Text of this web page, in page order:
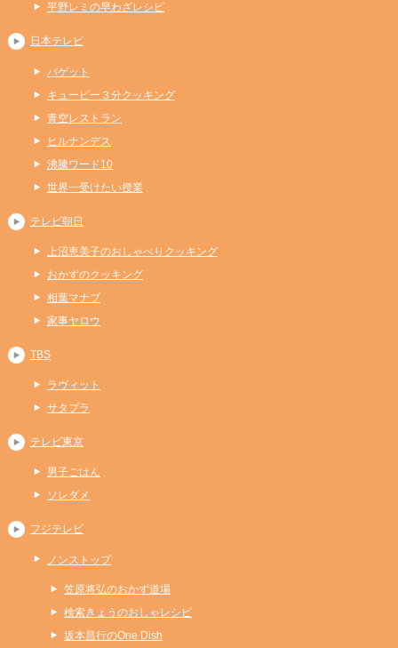
平野レミの早わざレシピ
日本テレビ
バゲット
キューピー３分クッキング
青空レストラン
ヒルナンデス
沸騰ワード10
世界一受けたい授業
テレビ朝日
上沼恵美子のおしゃべりクッキング
おかずのクッキング
相葉マナブ
家事ヤロウ
TBS
ラヴィット
サタプラ
テレビ東京
男子ごはん
ソレダメ
フジテレビ
ノンストップ
笠原将弘のおかず道場
検索きょうのおしゃレシピ
坂本昌行のOne Dish